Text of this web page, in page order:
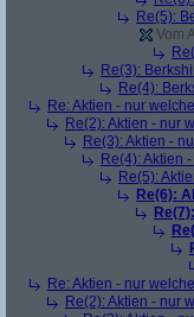
Re(5):
Vom
Re(3):
Re(4):
Re: Aktien - nur
Re(2): Aktien - nur
Re(3): Aktien -
Re(4): Aktien
Re(5):
Re(6):
Re: Aktien - nur
Re(2): Aktien - nur